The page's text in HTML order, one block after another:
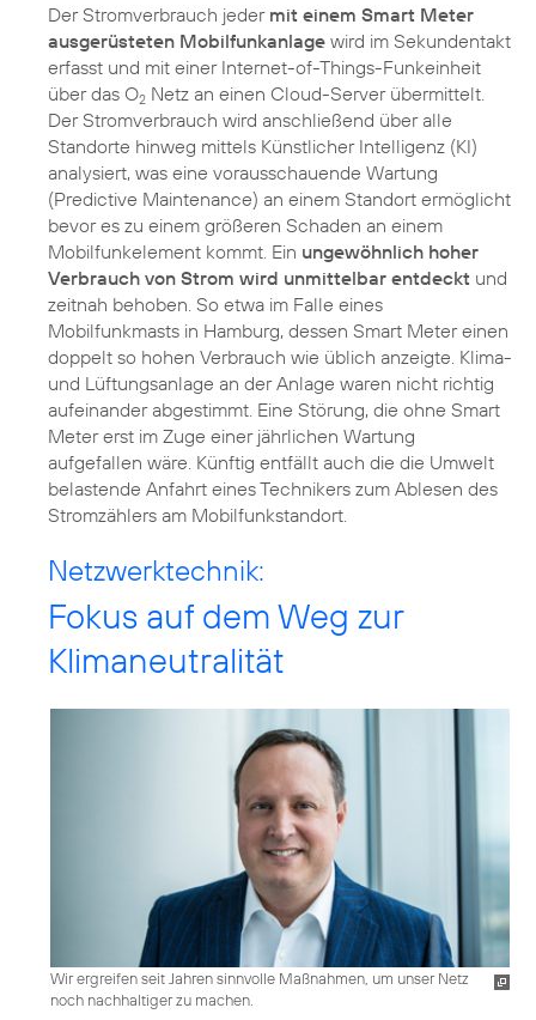
Der Stromverbrauch jeder mit einem Smart Meter
ausgerüsteten Mobilfunkanlage wird im Sekundentakt
erfasst und mit einer Internet-of-Things-Funkeinheit
über das O2 Netz an einen Cloud-Server übermittelt.
Der Stromverbrauch wird anschließend über alle
Standorte hinweg mittels Künstlicher Intelligenz (KI)
analysiert, was eine vorausschauende Wartung
(Predictive Maintenance) an einem Standort ermöglicht
bevor es zu einem größeren Schaden an einem
Mobilfunkelement kommt. Ein ungewöhnlich hoher
Verbrauch von Strom wird unmittelbar entdeckt und
zeitnah behoben. So etwa im Falle eines
Mobilfunkmasts in Hamburg, dessen Smart Meter einen
doppelt so hohen Verbrauch wie üblich anzeigte. Klima-
und Lüftungsanlage an der Anlage waren nicht richtig
aufeinander abgestimmt. Eine Störung, die ohne Smart
Meter erst im Zuge einer jährlichen Wartung
aufgefallen wäre. Künftig entfällt auch die die Umwelt
belastende Anfahrt eines Technikers zum Ablesen des
Stromzählers am Mobilfunkstandort.
Netzwerktechnik:
Fokus auf dem Weg zur
Klimaneutralität
Wir ergreifen seit Jahren sinnvolle Maßnahmen, um unser Netz
noch nachhaltiger zu machen.